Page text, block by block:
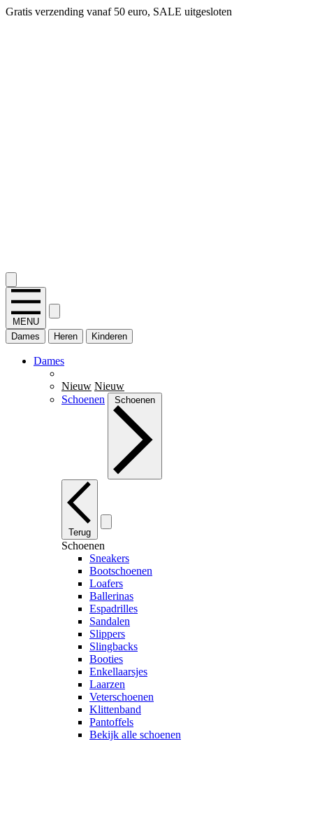
Gratis verzending vanaf 50 euro, SALE uitgesloten
MENU
Dames
Heren Kinderen
Dames
Nieuw Nieuw
Schoenen
Schoenen
Terug
Schoenen
Sneakers
Bootschoenen
Loafers
Ballerinas
Espadrilles
Sandalen
Slippers
Slingbacks
Booties
Enkellaarsjes
Laarzen
Veterschoenen
Klittenband
Pantoffels
Bekijk alle schoenen